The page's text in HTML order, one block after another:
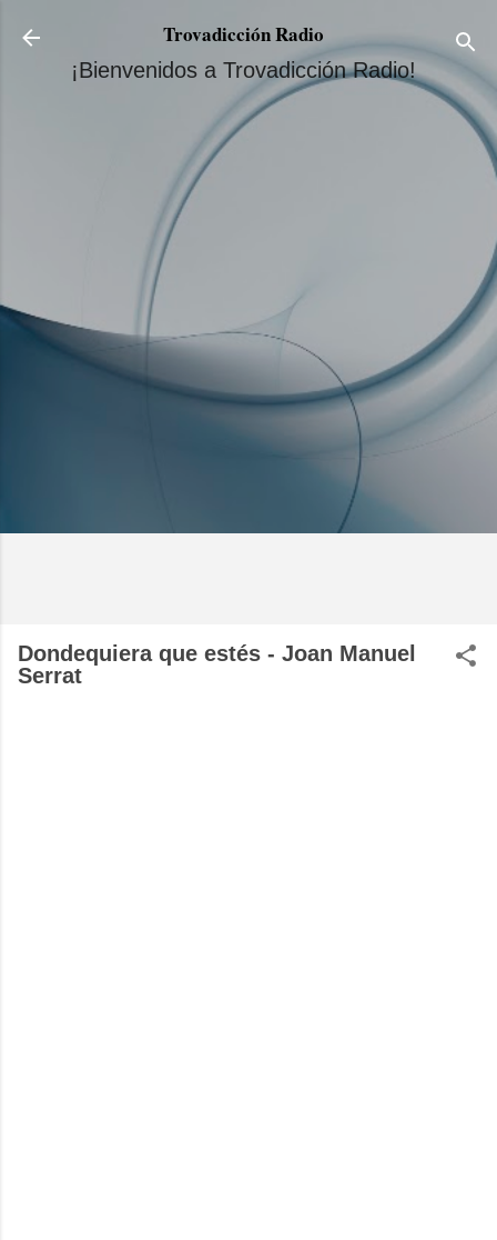
Ir al contenido principal
Trovadicción Radio
¡Bienvenidos a Trovadicción Radio!
Dondequiera que estés - Joan Manuel
Serrat